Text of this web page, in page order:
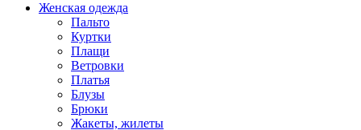
Женская одежда
Пальто
Куртки
Плащи
Ветровки
Платья
Блузы
Брюки
Жакеты, жилеты